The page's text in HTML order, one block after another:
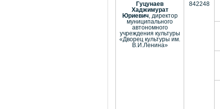
Гуцунаев
Хаджимурат
Юриевич, директор
муниципального
автономного
учреждения культуры
«Дворец культуры им.
В.И.Ленина»
842248